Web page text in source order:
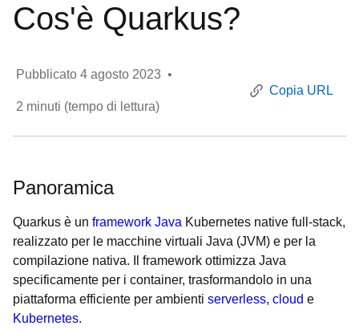
Cos'è Quarkus?
Pubblicato 4 agosto 2023 •
2 minuti (tempo di lettura)
Copia URL
Panoramica
Quarkus è un framework Java Kubernetes native full-stack,
realizzato per le macchine virtuali Java (JVM) e per la
compilazione nativa. Il framework ottimizza Java
specificamente per i container, trasformandolo in una
piattaforma efficiente per ambienti serverless, cloud e
Kubernetes.